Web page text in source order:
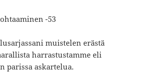
-53
muistelen erästä
harrastustamme eli
parissa askartelua.